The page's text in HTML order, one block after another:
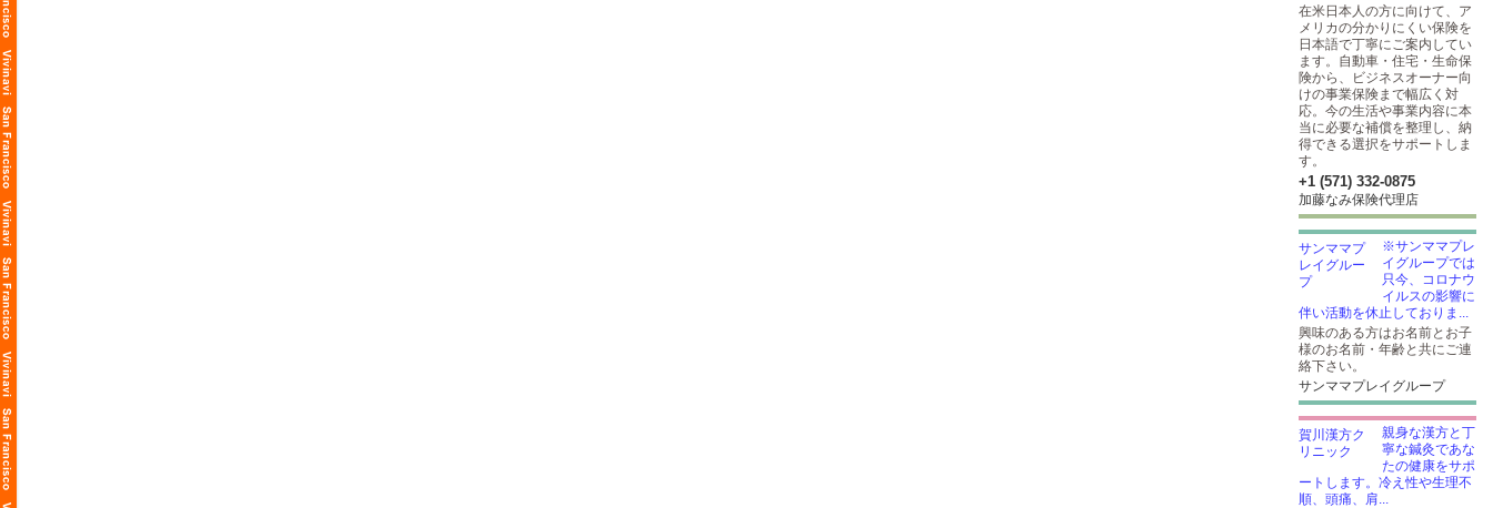
在米日本人の方に向けて、ア
メリカの分かりにくい保険を
日本語で丁寧にご案内してい
ます。自動車・住宅・生命保
険から、ビジネスオーナー向
けの事業保険まで幅広く対
応。今の生活や事業内容に本
当に必要な補償を整理し、納
得できる選択をサポートしま
す。
+1 (571) 332-0875
加藤なみ保険代理店
※サンママプレ
イグループでは
只今、コロナウ
イルスの影響に
伴い活動を休止しておりま...
興味のある方はお名前とお子
様のお名前・年齢と共にご連
絡下さい。
サンママプレイグループ
親身な漢方と丁
寧な鍼灸であな
たの健康をサポ
ートします。冷え性や生理不
順、頭痛、肩...